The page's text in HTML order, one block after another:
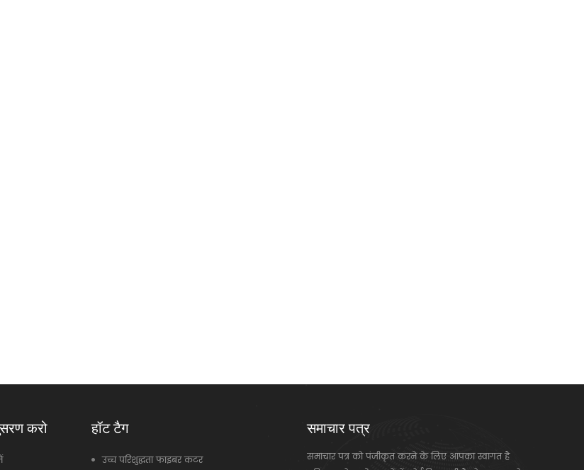
करो हॉट टैग
उच्च परिशुद्धता फाइबर कटर
समाचार पत्र
समाचार पत्र को पंजीकृत करने के लिए आपका स्वागत है